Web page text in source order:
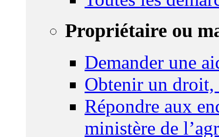
Propriétaire ou
Demander une
Obtenir un droit,
Répondre aux
ministère de